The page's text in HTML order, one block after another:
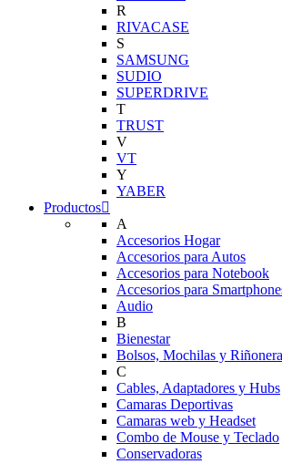
R
RIVACASE
S
SAMSUNG
SUDIO
SUPERDRIVE
T
TRUST
V
VT
Y
YABER
Productos
A
Accesorios Hogar
Accesorios para Autos
Accesorios para Notebook
Accesorios para
Audio
B
Bienestar
Bolsos, Mochilas y
C
Cables, Adaptadores y Hubs
Camaras Deportivas
Camaras web y Headset
Combo de Mouse y Teclado
Conservadoras